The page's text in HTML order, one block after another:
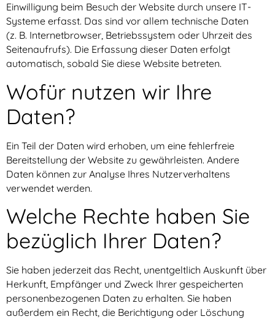
Einwilligung beim Besuch der Website durch unsere IT-
Systeme erfasst. Das sind vor allem technische Daten
(z. B. Internetbrowser, Betriebssystem oder Uhrzeit des
Seitenaufrufs). Die Erfassung dieser Daten erfolgt
automatisch, sobald Sie diese Website betreten.
Wofür nutzen wir Ihre
Daten?
Ein Teil der Daten wird erhoben, um eine fehlerfreie
Bereitstellung der Website zu gewährleisten. Andere
Daten können zur Analyse Ihres Nutzerverhaltens
verwendet werden.
Welche Rechte haben Sie
bezüglich Ihrer Daten?
Sie haben jederzeit das Recht, unentgeltlich Auskunft über
Herkunft, Empfänger und Zweck Ihrer gespeicherten
personenbezogenen Daten zu erhalten. Sie haben
außerdem ein Recht, die Berichtigung oder Löschung